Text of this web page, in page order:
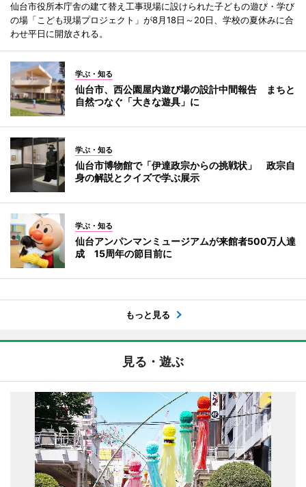
仙台市役所本庁舎の建て替え工事現場に設けられた子どもの遊び・学び
の場「こども現場プロジェクト」が8月18日～20日、学校の夏休みに合
わせ平日に開放される。
学ぶ・知る
仙台市、西公園屋内遊び場の設計中間報告 まちと
自然つなぐ「大きな遊具」に
学ぶ・知る
仙台市博物館で「伊達政宗からの挑戦状」 政宗自
身の解説とクイズで学ぶ展示
学ぶ・知る
仙台アンパンマンミュージアムが来館者500万人達
成 15周年の節目前に
もっと見る
見る・遊ぶ